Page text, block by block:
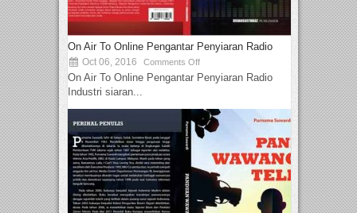
On Air To Online Pengantar Penyiaran Radio
Oct 06, 2016 Comments Off
On Air To Online Pengantar Penyiaran Radio
Industri siaran...